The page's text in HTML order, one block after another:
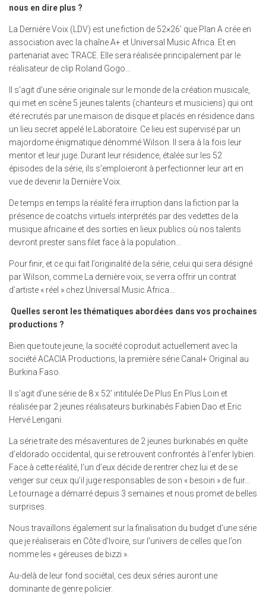
nous en dire plus ?
La Dernière Voix (LDV) est une fiction de 52×26’ que Plan A crée en
association avec la chaîne A+ et Universal Music Africa. Et en
partenariat avec TRACE. Elle sera réalisée principalement par le
réalisateur de clip Roland Gogo…
Il s’agit d’une série originale sur le monde de la création musicale,
qui met en scène 5 jeunes talents (chanteurs et musiciens) qui ont
été recrutés par une maison de disque et placés en résidence dans
un lieu secret appelé le Laboratoire. Ce lieu est supervisé par un
majordome énigmatique dénommé Wilson. Il sera à la fois leur
mentor et leur juge. Durant leur résidence, étalée sur les 52
épisodes de la série, ils s’emploieront à perfectionner leur art en
vue de devenir la Dernière Voix.
De temps en temps la réalité fera irruption dans la fiction par la
présence de coatchs virtuels interprétés par des vedettes de la
musique africaine et des sorties en lieux publics où nos talents
devront prester sans filet face à la population…
Pour finir, et ce qui fait l’originalité de la série, celui qui sera désigné
par Wilson, comme La dernière voix, se verra offrir un contrat
d’artiste « réel » chez Universal Music Africa…
Quelles seront les thématiques abordées dans vos prochaines
productions ?
Bien que toute jeune, la société coproduit actuellement avec la
société ACACIA Productions, la première série Canal+ Original au
Burkina Faso.
Il s’agit d’une série de 8 x 52’ intitulée De Plus En Plus Loin et
réalisée par 2 jeunes réalisateurs burkinabés Fabien Dao et Eric
Hervé Lengani.
La série traite des mésaventures de 2 jeunes burkinabés en quête
d’eldorado occidental, qui se retrouvent confrontés à l’enfer lybien.
Face à cette réalité, l’un d’eux décide de rentrer chez lui et de se
venger sur ceux qu’il juge responsables de son « besoin » de fuir…
Le tournage a démarré depuis 3 semaines et nous promet de belles
surprises.
Nous travaillons également sur la finalisation du budget d’une série
que je réaliserais en Côte d’Ivoire, sur l’univers de celles que l’on
nomme les « géreuses de bizzi ».
Au-delà de leur fond sociétal, ces deux séries auront une
dominante de genre policier.